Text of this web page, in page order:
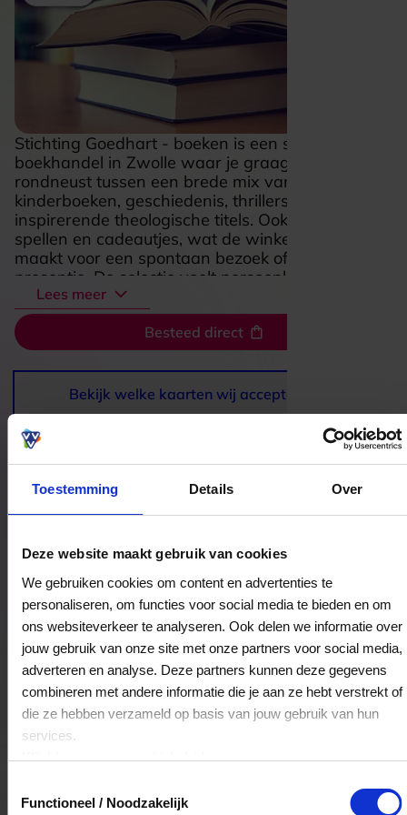
Toestemming Details Over
Deze website maakt gebruik van cookies
We gebruiken cookies om content en advertenties te
personaliseren, om functies voor social media te bieden en om
ons websiteverkeer te analyseren. Ook delen we informatie over
jouw gebruik van onze site met onze partners voor social media,
adverteren en analyse. Deze partners kunnen deze gegevens
combineren met andere informatie die je aan ze hebt verstrekt of
die ze hebben verzameld op basis van jouw gebruik van hun
services.
Klikhiervoor ons cookiebeleid.
Functioneel / Noodzakelijk
Stichting Goedhart - boeken is een sfeervolle
boekhandel in Zwolle waar je graag even
rondneust tussen een brede mix van literatuur,
kinderboeken, geschiedenis, thrillers en
inspirerende theologische titels. Ook vind je er
spellen en cadeautjes, wat de winkel extra leuk
maakt voor een spontaan bezoek of een origineel
presentje. De selectie voelt persoonlijk en met
aandacht samengesteld, waardoor je makkelijk
iets bijzonders ontdekt, of je nu gericht zoekt of
gewoon zin hebt om te bladeren. De warme,
uitnodigende sfeer en de liefde voor boeken
maken dit een fijne plek om rustig inspiratie op te
doen en met een mooie vondst weer naar buiten
te lopen.
Lees meer
Besteed direct
Bekijk welke kaarten wij accepteren
Bestedingslocaties
Stichting Goedhart - boeken
Assendorperstraat 79
8012DG Zwolle
Veelgestelde Vragen
Hoelang blijft mijn saldo geldig?